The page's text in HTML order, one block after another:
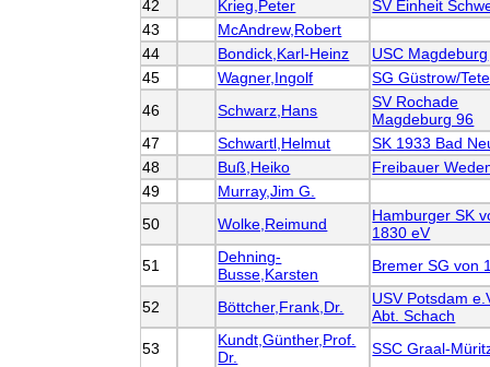
42 Krieg,Peter
SV Einheit
43
McAndrew,Robert
44
Bondick,Karl-Heinz
USC Magdeburg
45
Wagner,Ingolf
SG Güstrow/
46
Schwarz,Hans
SV Rochade
Magdeburg 96
47
Schwartl,Helmut
SK 1933 Bad
48
Buß,Heiko
Freibauer
49
Murray,Jim G.
50
Wolke,Reimund
Hamburger SK
1830 eV
51
Dehning-
Busse,Karsten
Bremer SG von
52 Böttcher,Frank,Dr.
USV Potsdam
Abt. Schach
53
Kundt,Günther,Prof.
Dr.
SSC Graal-